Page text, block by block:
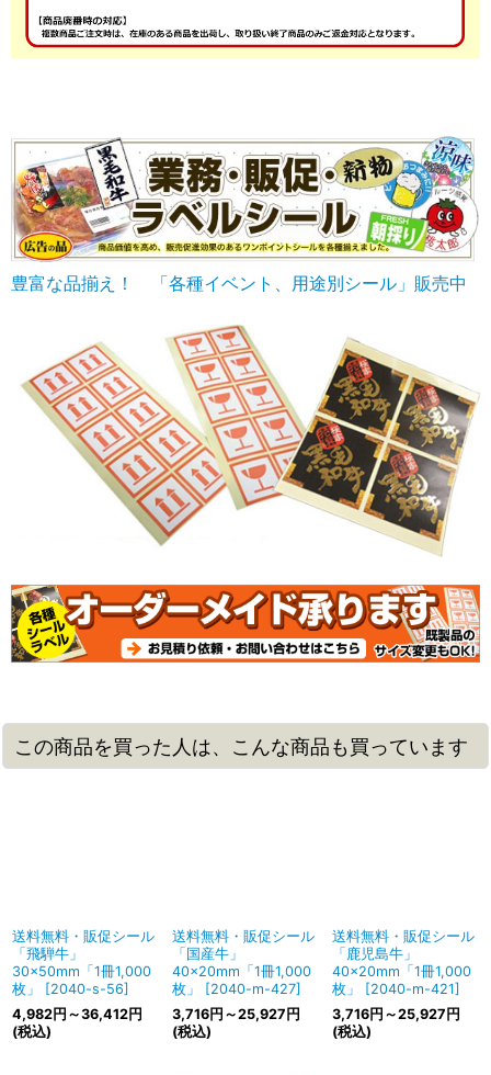
豊富な品揃え！ 「各種イベント、用途別シール」販売中
この商品を買った人は、こんな商品も買っています
送料無料・販促シール
「飛騨牛」
30×50mm「1冊1,000
枚」
[2040-s-56]
4,982円 ～36,412円
(税込)
送料無料・販促シール
「国産牛」
40×20mm「1冊1,000
枚」
[2040-m-427]
3,716円 ～25,927 円
(税込)
送料無料・販促シール
「鹿児島牛」
40×20mm「1冊1,000
枚」
[2040-m-421]
3,716円 ～25,927 円
(税込)